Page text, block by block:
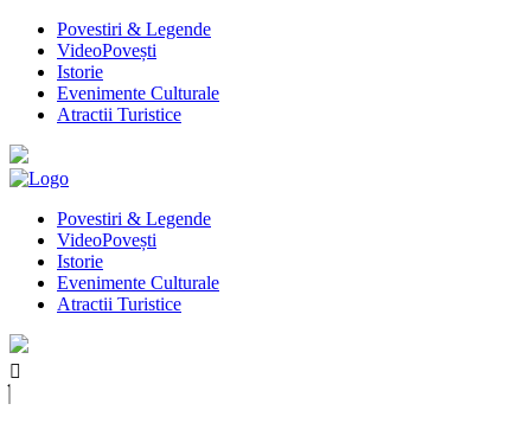
Povestiri & Legende
VideoPovești
Istorie
Evenimente Culturale
Atractii Turistice
Povestiri & Legende
VideoPovești
Istorie
Evenimente Culturale
Atractii Turistice